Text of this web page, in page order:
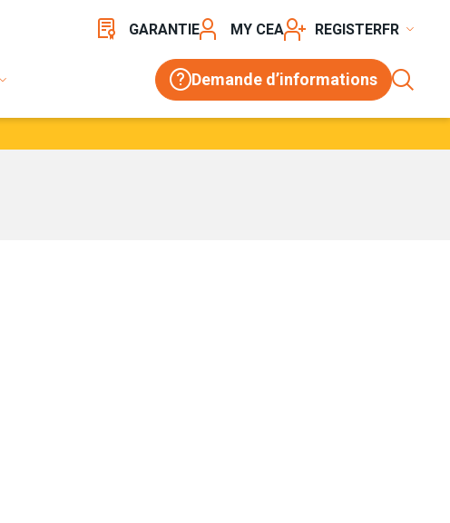
Demande d’informations
GARANTIE MY CEA REGISTER